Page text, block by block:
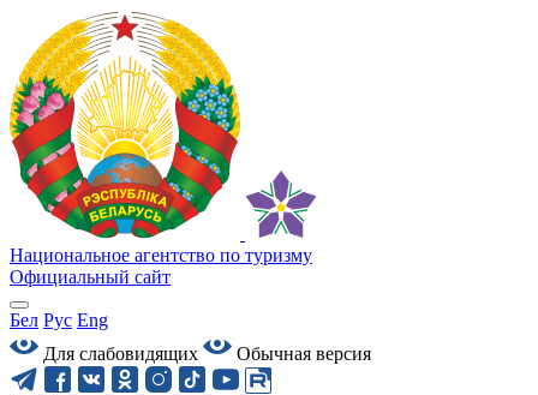
Национальное агентство по туризму
Официальный сайт
Бел Рус Eng
Для слабовидящих
Обычная версия